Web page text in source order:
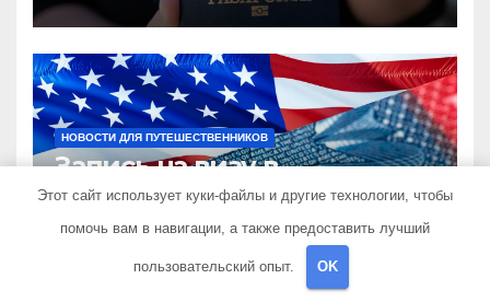
НОВОСТИ ДЛЯ ПУТЕШЕСТВЕННИКОВ
Запись на визу в
Посольство США:
Пошаговое руководство
26 СЕНТЯБРЯ 2024 TRAVELBOX27_
Этот сайт использует куки-файлы и другие технологии, чтобы
помочь вам в навигации, а также предоставить лучший
пользовательский опыт. OK